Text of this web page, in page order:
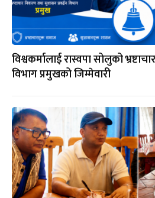
विश्वकर्मालाई रास्वपा सोलुको
विभाग प्रमुखको जिम्मेवारी